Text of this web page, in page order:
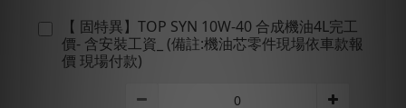
【 固特異】TOP SYN 10W-40 合成機油4L完工
價- 含安裝工資_ (備註:機油芯零件現場依車款報
價 現場付款)